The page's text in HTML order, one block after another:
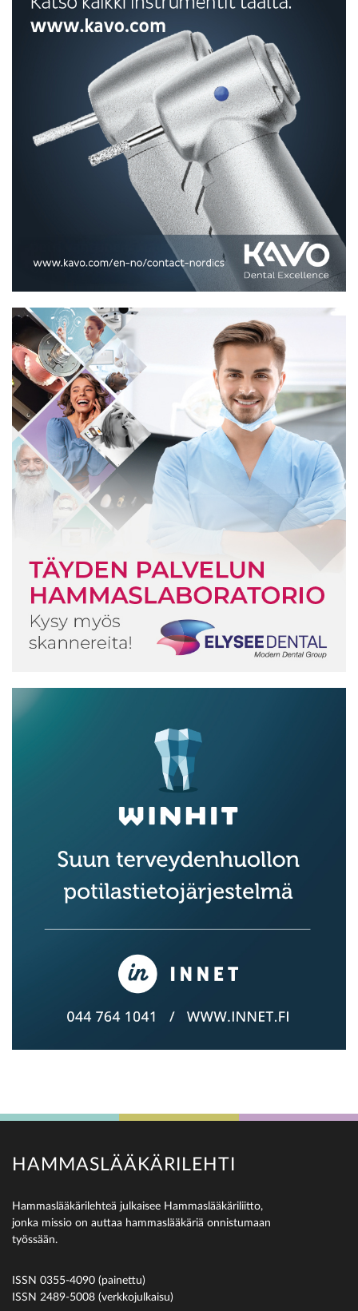
HAMMASLÄÄKÄRILEHTI
Hammaslääkärilehteä julkaisee Hammaslääkäriliitto,
jonka missio on auttaa hammaslääkäriä onnistumaan
työssään.
ISSN 0355-4090 (painettu)
ISSN 2489-5008 (verkkojulkaisu)